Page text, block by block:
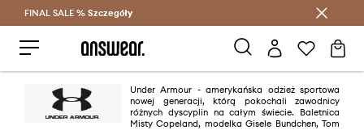
Oszczędzaj z Answear Club >
FINAL SALE % Szczegóły
Under Armour - amerykańska odzież sportowa
nowej generacji, którą pokochali zawodnicy
różnych dyscyplin na całym świecie. Baletnica
Misty Copeland, modelka Gisele Bundchen, Tom